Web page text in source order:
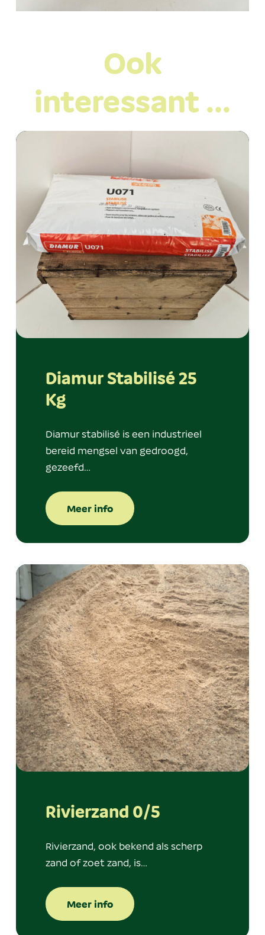
Ook
interessant …
Diamur Stabilisé 25
Kg
Diamur stabilisé is een industrieel
bereid mengsel van gedroogd,
gezeefd…
Meer info
Rivierzand 0/5
Rivierzand, ook bekend als scherp
zand of zoet zand, is…
Meer info